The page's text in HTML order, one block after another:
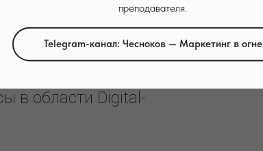
в области Digital-
преподавателя.
Telegram-канал: Чесноков — Маркетинг в огне